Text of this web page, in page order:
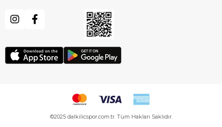
©2025 dalkilicspor.com.tr. Tüm Hakları Saklıdır.